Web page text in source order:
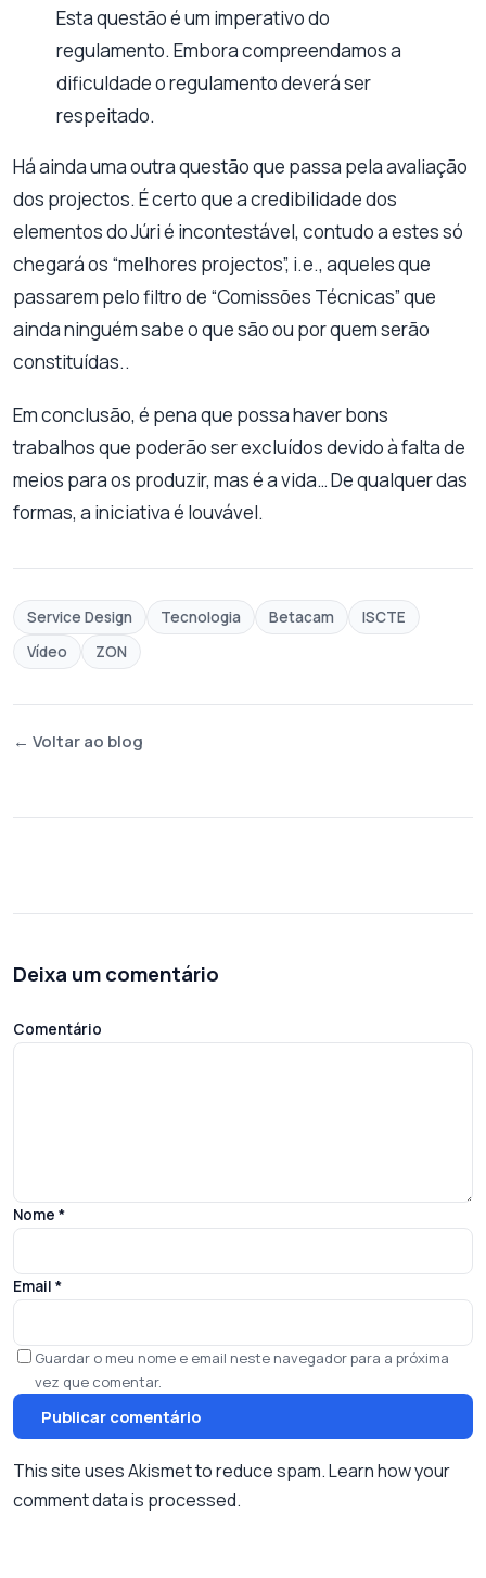
Esta questão é um imperativo do
regulamento. Embora compreendamos a
dificuldade o regulamento deverá ser
respeitado.
Há ainda uma outra questão que passa pela avaliação
dos projectos. É certo que a credibilidade dos
elementos do Júri é incontestável, contudo a estes só
chegará os “melhores projectos”, i.e., aqueles que
passarem pelo filtro de “Comissões Técnicas” que
ainda ninguém sabe o que são ou por quem serão
constituídas..
Em conclusão, é pena que possa haver bons
trabalhos que poderão ser excluídos devido à falta de
meios para os produzir, mas é a vida… De qualquer das
formas, a iniciativa é louvável.
Service Design Tecnologia Betacam
ISCTE
Vídeo
ZON
← Voltar ao blog
Deixa um comentário
Comentário
Nome *
Email *
Guardar o meu nome e email neste navegador para a próxima
vez que comentar.
This site uses Akismet to reduce spam.Learn how your
comment data is processed.